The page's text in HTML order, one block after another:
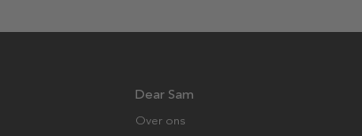
Dear Sam
Over ons